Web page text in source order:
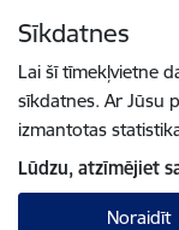
Sīkdatnes
Lai šī tīmekļvietne
sīkdatnes. Ar Jūsu
izmantotas
Lūdzu, atzīmējiet
Noraidīt